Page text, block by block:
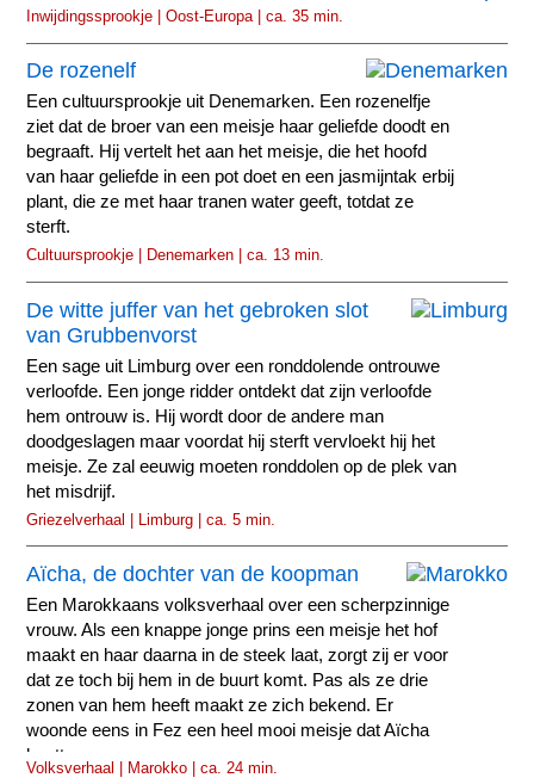
Inwijdingssprookje | Oost-Europa | ca. 35 min.
De rozenelf
Een cultuursprookje uit Denemarken. Een rozenelfje
ziet dat de broer van een meisje haar geliefde doodt en
begraaft. Hij vertelt het aan het meisje, die het hoofd
van haar geliefde in een pot doet en een jasmijntak erbij
plant, die ze met haar tranen water geeft, totdat ze
sterft.
Cultuursprookje | Denemarken | ca. 13 min.
De witte juffer van het gebroken slot
van Grubbenvorst
Een sage uit Limburg over een ronddolende ontrouwe
verloofde. Een jonge ridder ontdekt dat zijn verloofde
hem ontrouw is. Hij wordt door de andere man
doodgeslagen maar voordat hij sterft vervloekt hij het
meisje. Ze zal eeuwig moeten ronddolen op de plek van
het misdrijf.
Griezelverhaal | Limburg | ca. 5 min.
Aïcha, de dochter van de koopman
Een Marokkaans volksverhaal over een scherpzinnige
vrouw. Als een knappe jonge prins een meisje het hof
maakt en haar daarna in de steek laat, zorgt zij er voor
dat ze toch bij hem in de buurt komt. Pas als ze drie
zonen van hem heeft maakt ze zich bekend. Er
woonde eens in Fez een heel mooi meisje dat Aïcha
heette.
Volksverhaal | Marokko | ca. 24 min.